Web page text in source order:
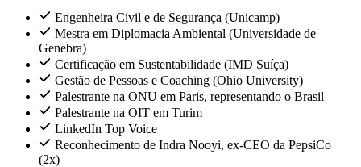
Engenheira Civil e de Segurança (Unicamp)
Mestra em Diplomacia Ambiental (Universidade de
Genebra)
Certificação em Sustentabilidade (IMD Suíça)
Gestão de Pessoas e Coaching (Ohio University)
Palestrante na ONU em Paris, representando o Brasil
Palestrante na OIT em Turim
LinkedIn Top Voice
Reconhecimento de Indra Nooyi, ex-CEO da PepsiCo
(2x)